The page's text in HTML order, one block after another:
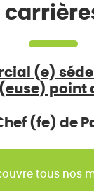
(e)
point
(fe) de
tous nos